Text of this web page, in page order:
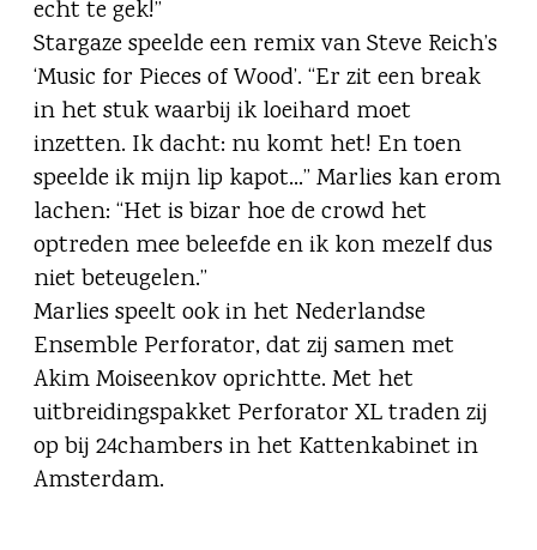
echt te gek!”
Stargaze speelde een remix van Steve Reich’s
‘Music for Pieces of Wood’. “Er zit een break
in het stuk waarbij ik loeihard moet
inzetten. Ik dacht: nu komt het! En toen
speelde ik mijn lip kapot…” Marlies kan erom
lachen: “Het is bizar hoe de crowd het
optreden mee beleefde en ik kon mezelf dus
niet beteugelen.”
Marlies speelt ook in het Nederlandse
Ensemble Perforator, dat zij samen met
Akim Moiseenkov oprichtte. Met het
uitbreidingspakket Perforator XL traden zij
op bij 24chambers in het Kattenkabinet in
Amsterdam.